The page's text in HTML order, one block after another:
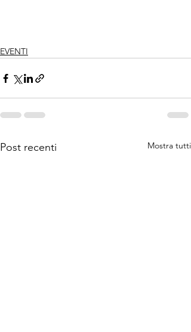
EVENTI
Post recenti Mostra tutti